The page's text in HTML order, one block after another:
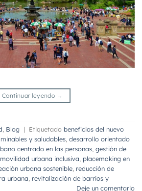
Continuar leyendo →
Blog | Etiquetado beneficios del nuevo
y saludables desarrollo orientado
centrado en las personas gestión de
movilidad urbana inclusiva placemaking en
urbana sostenible reducción de
urbana revitalización de barrios y
Deje un comentario